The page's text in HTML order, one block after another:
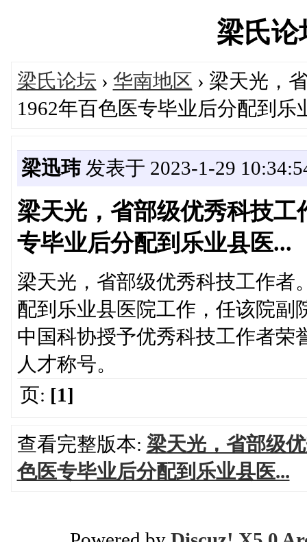
梁氏
梁氏论坛 › 华南地区 › 梁天光，
1962年百色医专毕业后分配到乐
梁迅玮发表于 2023-1-29
梁天光，省部级优秀科技工
专毕业后分配到乐业县医...
梁天光，省部级优秀科技工作者
配到乐业县医院工作，任该院副
中国科协授予优秀科技工作者荣
人才称号。
页: [1]
查看完整版本: 梁天光，省部级
色医专毕业后分配到乐业县医...